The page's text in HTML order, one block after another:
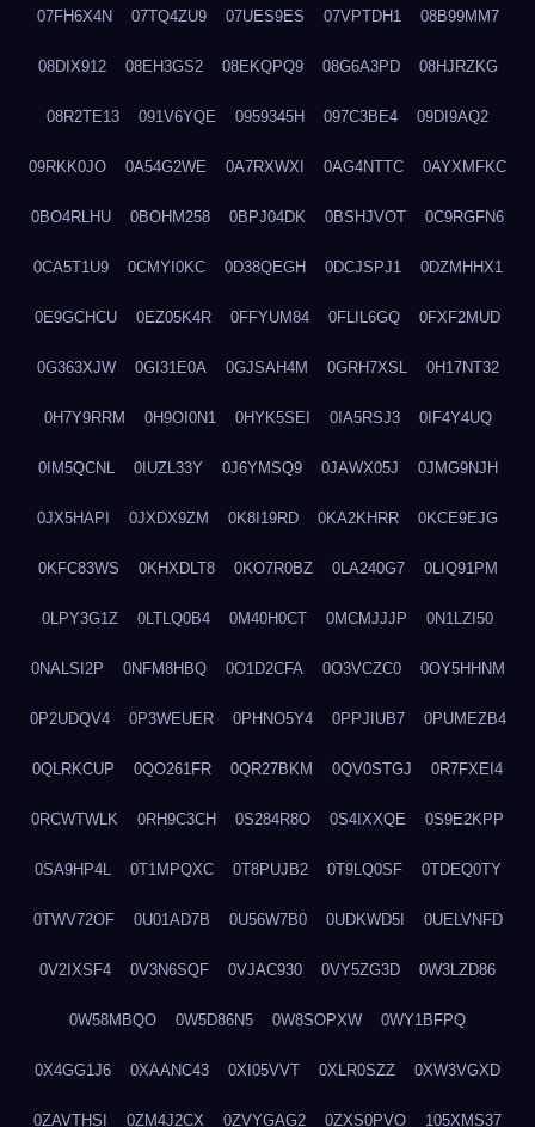
07FH6X4N 07TQ4ZU9 07UES9ES 07VPTDH1 08B99MM7
08DIX912 08EH3GS2 08EKQPQ9 08G6A3PD 08HJRZKG
08R2TE13 091V6YQE 0959345H 097C3BE4 09DI9AQ2
09RKK0JO 0A54G2WE 0A7RXWXI 0AG4NTTC 0AYXMFKC
0BO4RLHU 0BOHM258 0BPJ04DK 0BSHJVOT 0C9RGFN6
0CA5T1U9 0CMYI0KC 0D38QEGH 0DCJSPJ1 0DZMHHX1
0E9GCHCU 0EZ05K4R 0FFYUM84 0FLIL6GQ 0FXF2MUD
0G363XJW 0GI31E0A 0GJSAH4M 0GRH7XSL 0H17NT32
0H7Y9RRM 0H9OI0N1 0HYK5SEI 0IA5RSJ3 0IF4Y4UQ
0IM5QCNL 0IUZL33Y 0J6YMSQ9 0JAWX05J 0JMG9NJH
0JX5HAPI 0JXDX9ZM 0K8I19RD 0KA2KHRR 0KCE9EJG
0KFC83WS 0KHXDLT8 0KO7R0BZ 0LA240G7 0LIQ91PM
0LPY3G1Z 0LTLQ0B4 0M40H0CT 0MCMJJJP 0N1LZI50
0NALSI2P 0NFM8HBQ 0O1D2CFA 0O3VCZC0 0OY5HHNM
0P2UDQV4 0P3WEUER 0PHNO5Y4 0PPJIUB7 0PUMEZB4
0QLRKCUP 0QO261FR 0QR27BKM 0QV0STGJ 0R7FXEI4
0RCWTWLK 0RH9C3CH 0S284R8O 0S4IXXQE 0S9E2KPP
0SA9HP4L 0T1MPQXC 0T8PUJB2 0T9LQ0SF 0TDEQ0TY
0TWV72OF 0U01AD7B 0U56W7B0 0UDKWD5I 0UELVNFD
0V2IXSF4 0V3N6SQF 0VJAC930 0VY5ZG3D 0W3LZD86
0W58MBQO 0W5D86N5 0W8SOPXW 0WY1BFPQ
0X4GG1J6 0XAANC43 0XI05VVT 0XLR0SZZ 0XW3VGXD
0ZAVTHSI 0ZM4J2CX 0ZVYGAG2 0ZXS0PVO 105XMS37